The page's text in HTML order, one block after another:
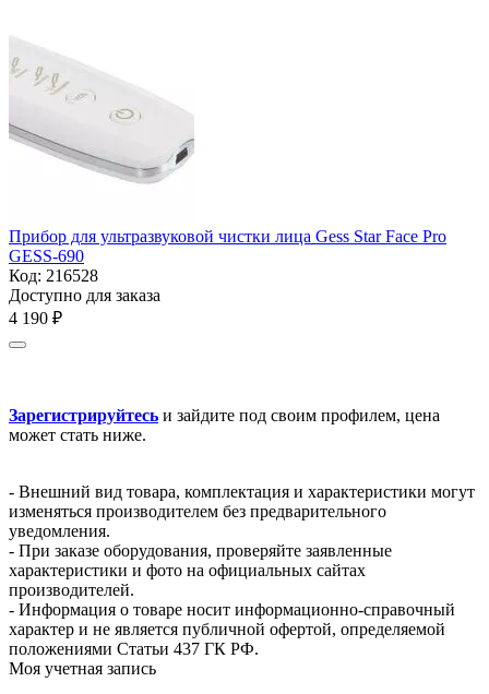
Прибор для ультразвуковой чистки лица Gess Star Face Pro
GESS-690
Код: 216528
Доступно для заказа
4 190 ₽
Зарегистрируйтесь и зайдите под своим профилем, цена
может стать ниже.
- Внешний вид товара, комплектация и характеристики могут
изменяться производителем без предварительного
уведомления.
- При заказе оборудования, проверяйте заявленные
характеристики и фото на официальных сайтах
производителей.
- Информация о товаре носит информационно-справочный
характер и не является публичной офертой, определяемой
положениями Статьи 437 ГК РФ.
Моя учетная запись